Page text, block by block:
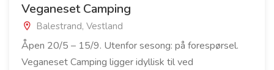
Veganeset Camping
Balestrand, Vestland
Åpen 20/5 – 15/9. Utenfor sesong: på forespørsel.
Veganeset Camping ligger idyllisk til ved